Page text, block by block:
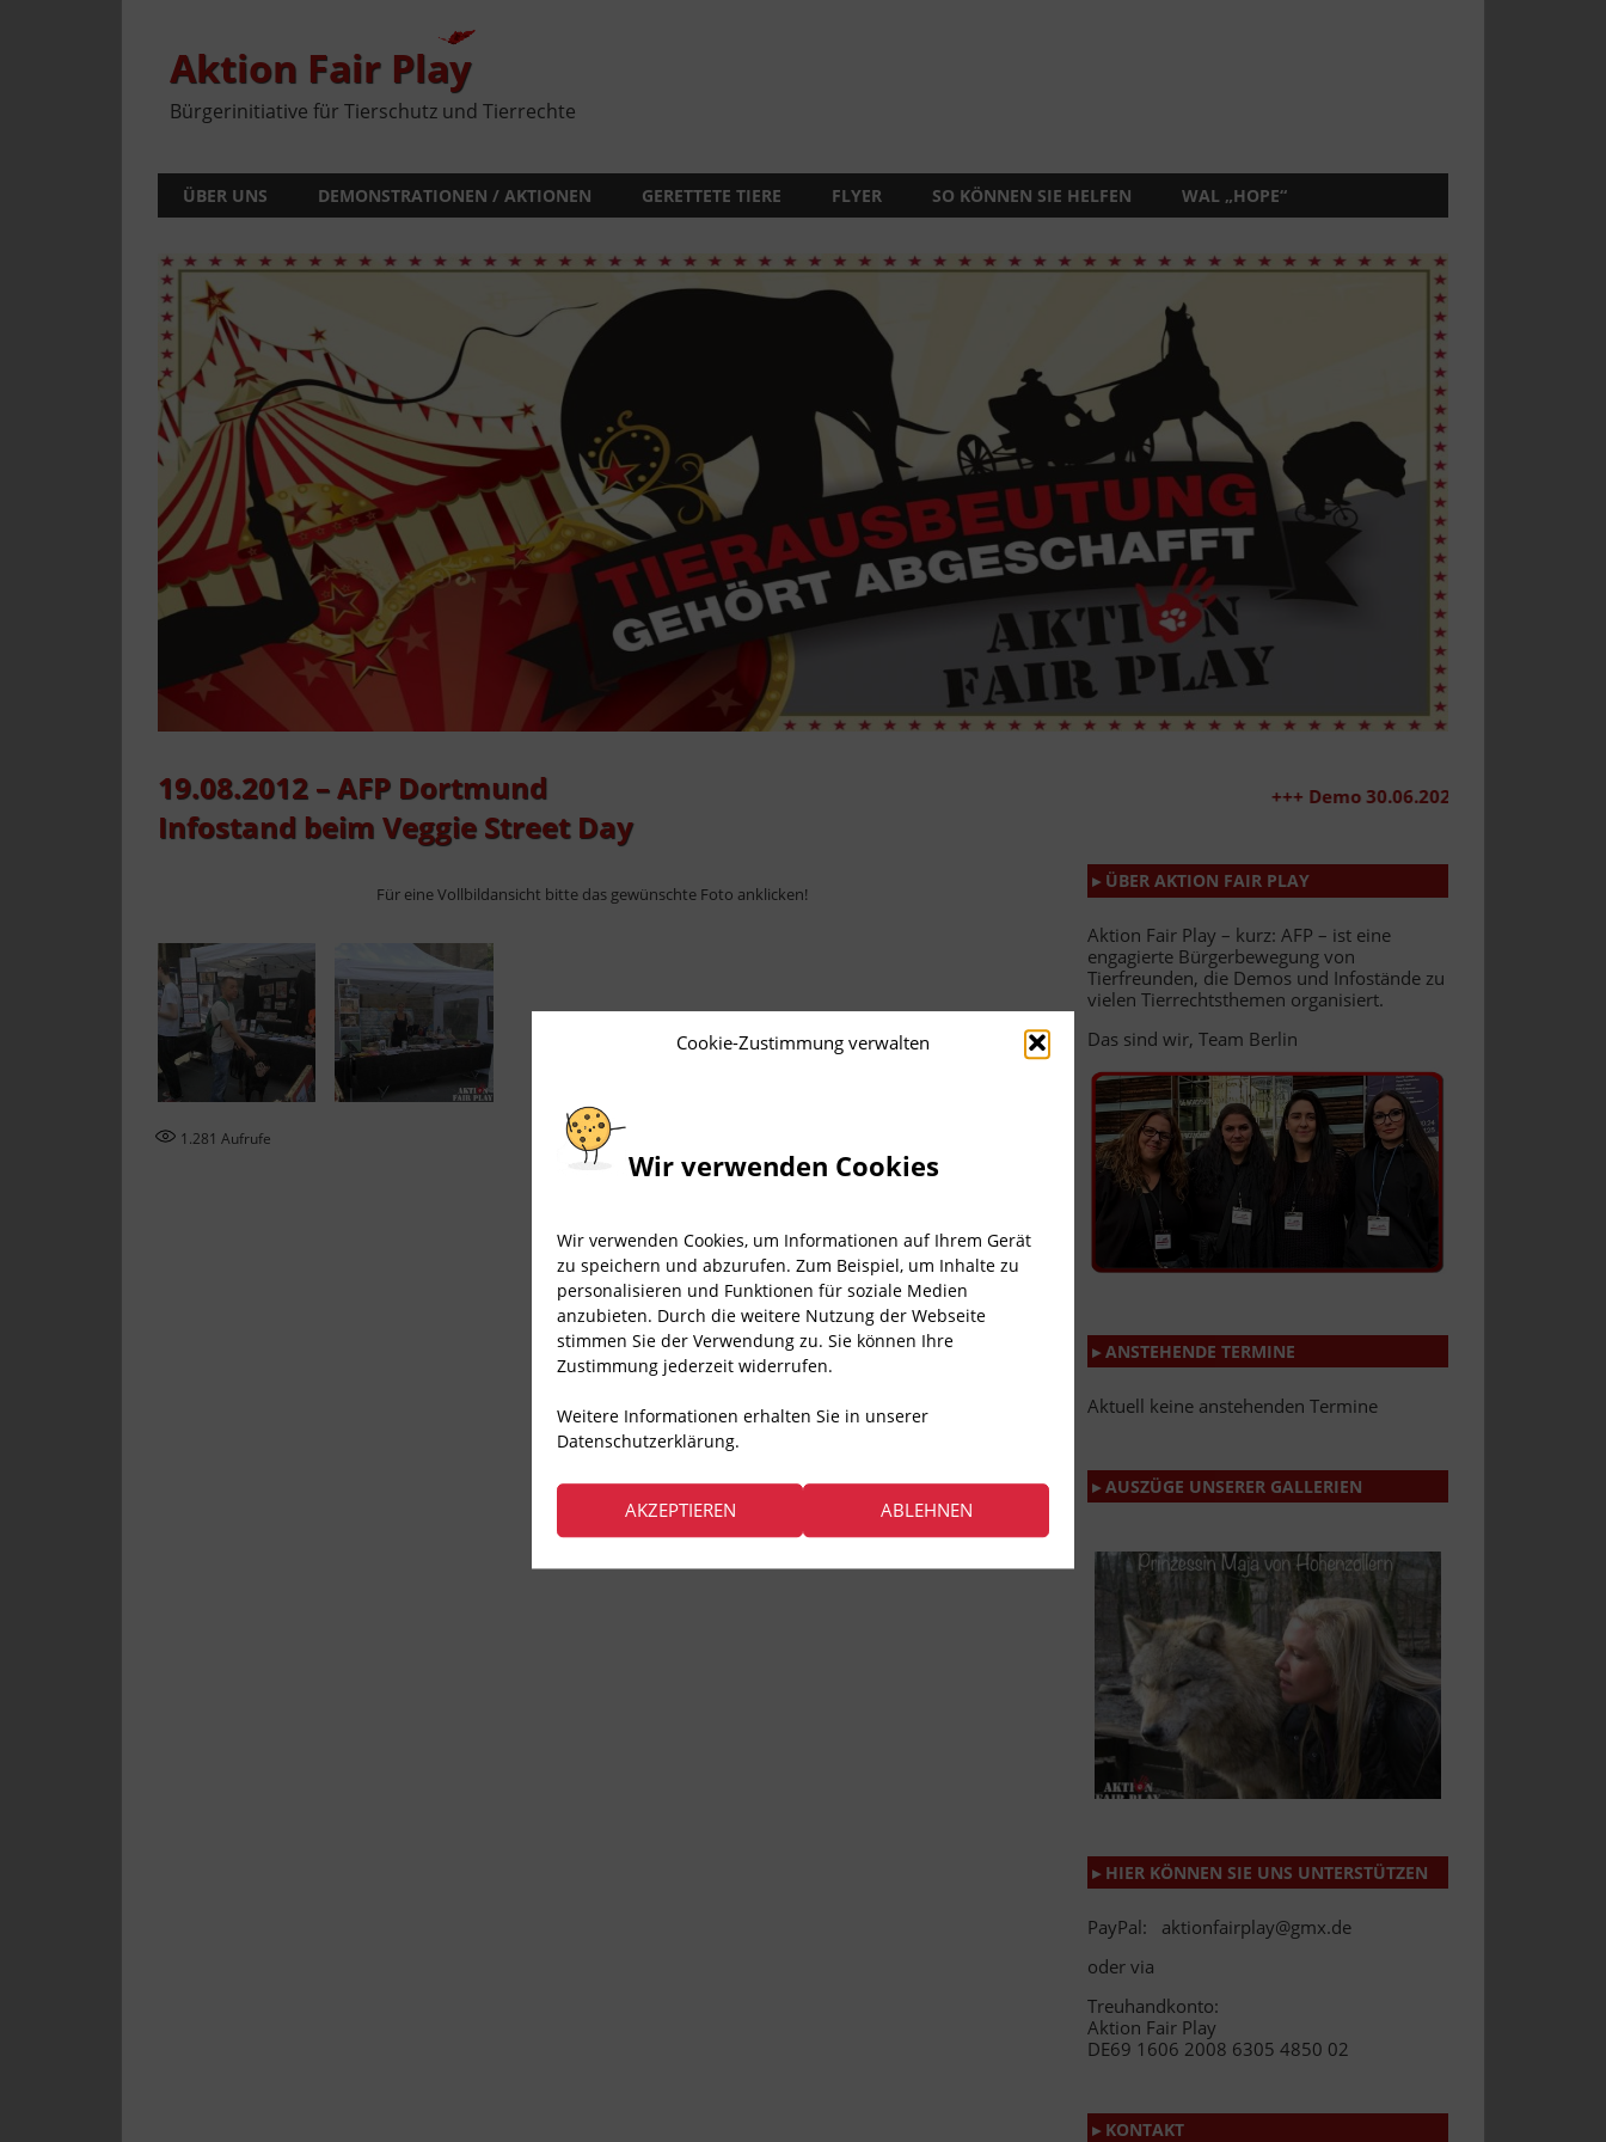
Cookie-Zustimmung verwalten
Wir verwenden Cookies
Wir verwenden Cookies, um Informationen auf Ihrem Gerät
zu speichern und abzurufen. Zum Beispiel, um Inhalte zu
personalisieren und Funktionen für soziale Medien
anzubieten. Durch die weitere Nutzung der Webseite
stimmen Sie der Verwendung zu. Sie können Ihre
Zustimmung jederzeit widerrufen.
Weitere Informationen erhalten Sie in unserer
Datenschutzerklärung.
AKZEPTIEREN ABLEHNEN
springenAktion Fair Play
Bürgerinitiative für Tierschutz und Tierrechte
ÜBER UNS DEMONSTRATIONEN / AKTIONEN GERETTETE TIERE FLYER SO KÖNNEN SIE HELFEN WAL „HOPE“
19.08.2012 – AFP Dortmund
Infostand beim Veggie Street Day
Für eine Vollbildansicht bitte das gewünschte Foto anklicken!
1.281 Aufrufe
+++ Demo 30.06.2026 +++
▸ ÜBER AKTION FAIR PLAY
Aktion Fair Play – kurz: AFP – ist eine
engagierte Bürgerbewegung von
Tierfreunden, die Demos und Infostände zu
vielen Tierrechtsthemen organisiert.
Das sind wir, Team Berlin
▸ ANSTEHENDE TERMINE
Aktuell keine anstehenden Termine
▸ AUSZÜGE UNSERER GALLERIEN
▸ HIER KÖNNEN SIE UNS UNTERSTÜTZEN
PayPal: aktionfairplay@gmx.de
oder via
Treuhandkonto:
Aktion Fair Play
DE69 1606 2008 6305 4850 02
▸ KONTAKT